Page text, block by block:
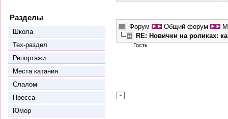
Разделы
Школа
Тех-раздел
Репортажи
Места катания
Слалом
Пресса
Юмор
Форум Общий форум
RE: Новички на роликах:
Гость